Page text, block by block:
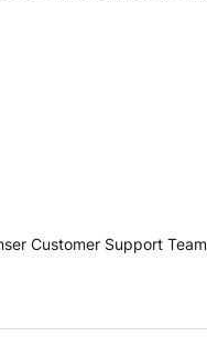
Customer Support Team